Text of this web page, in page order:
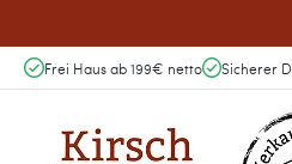
Frei Haus ab 199€ netto Sicherer